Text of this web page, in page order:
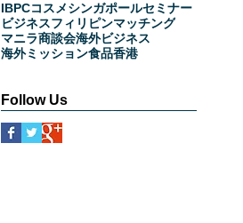
IBPCコスメシンガポールセミナー
ビジネスフィリピンマッチング
マニラ商談会海外ビジネス
海外ミッション食品香港
Follow Us